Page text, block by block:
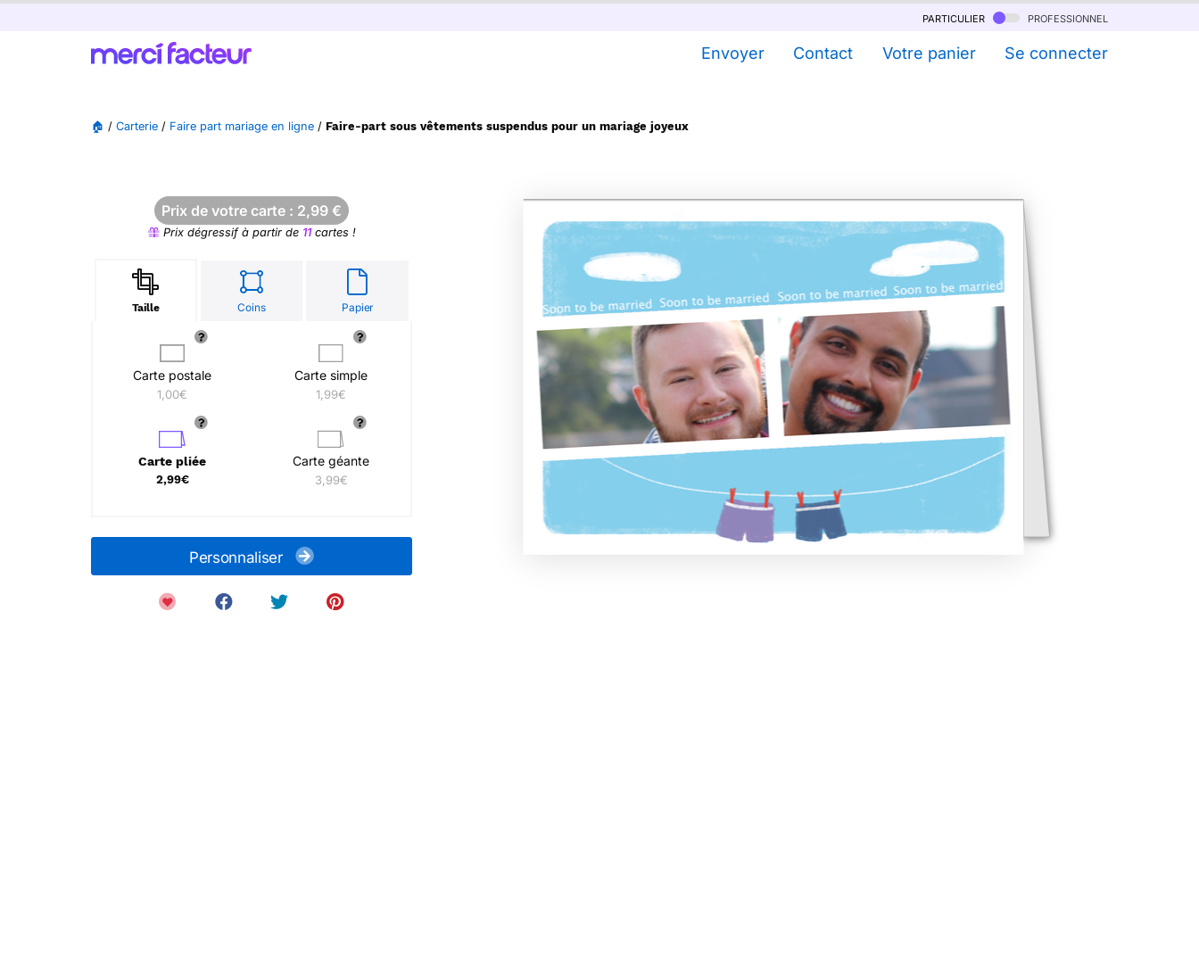
particulier professionnel
Envoyer Contact Votre panier Se connecter
🏠 / Carterie / Faire part mariage en ligne / Faire-part sous vêtements suspendus pour un mariage joyeux
Prix de votre carte : 2,99 €
Prix dégressif à partir de 11cartes !
Taille Coins Papier
Carte postale
1,00€
Carte simple
1,99€
Carte pliée
2,99€
Carte géante
3,99€
Personnaliser